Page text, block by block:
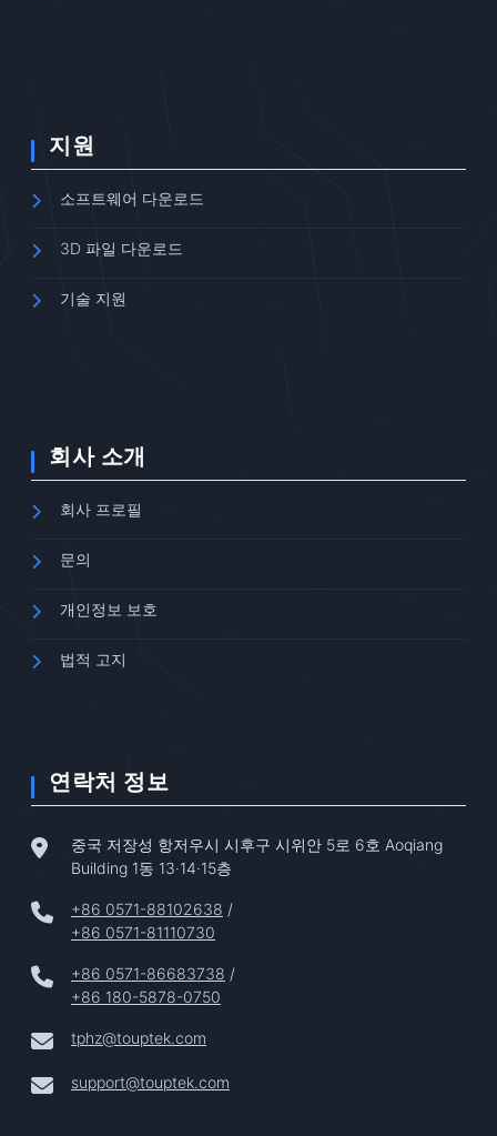
지원
소프트웨어 다운로드
3D 파일 다운로드
기술 지원
회사 소개
회사 프로필
문의
개인정보 보호
법적 고지
연락처 정보
중국 저장성 항저우시 시후구 시위안 5로 6호 Aoqiang
Building 1동 13·14·15층
+86 0571-88102638 /
+86 0571-81110730
+86 0571-86683738 /
+86 180-5878-0750
tphz@touptek.com
support@touptek.com